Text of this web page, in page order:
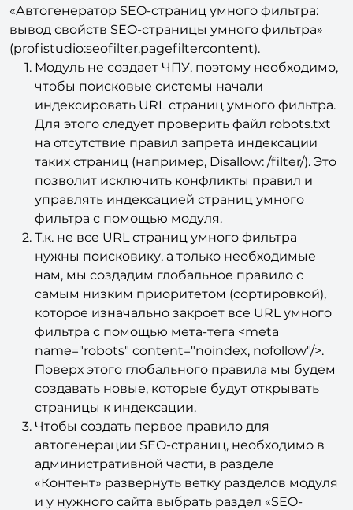
«Автогенератор SEO-страниц умного фильтра:
вывод свойств SEO-страницы умного фильтра»
(profistudio:seofilter.pagefiltercontent).
Модуль не создает ЧПУ, поэтому необходимо,
чтобы поисковые системы начали
индексировать URL страниц умного фильтра.
Для этого следует проверить файл robots.txt
на отсутствие правил запрета индексации
таких страниц (например, Disallow: /filter/). Это
позволит исключить конфликты правил и
управлять индексацией страниц умного
фильтра с помощью модуля.
Т.к. не все URL страниц умного фильтра
нужны поисковику, а только необходимые
нам, мы создадим глобальное правило с
самым низким приоритетом (сортировкой),
которое изначально закроет все URL умного
фильтра с помощью мета-тега <meta
name="robots" content="noindex, nofollow"/>.
Поверх этого глобального правила мы будем
создавать новые, которые будут открывать
страницы к индексации.
Чтобы создать первое правило для
автогенерации SEO-страниц, необходимо в
административной части, в разделе
«Контент» развернуть ветку разделов модуля
и у нужного сайта выбрать раздел «SEO-